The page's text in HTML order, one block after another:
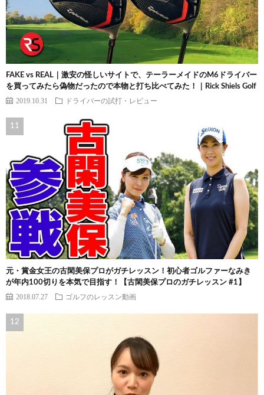
FAKE vs REAL｜激安の怪しいサイトで、テーラーメイドのM6ドライバー
を買ってみたら偽物だったので本物と打ち比べてみた！｜Rick Shiels Golf
2019.10.31 ドライバーの試打・レビュー
元・賞金女王の古閑美保プロがガチレッスン！初心者ゴルファーなみき
が年内100切りを本気で目指す！【古閑美保プロのガチレッスン #1】
2018.07.27 ゴルフのレッスン動画